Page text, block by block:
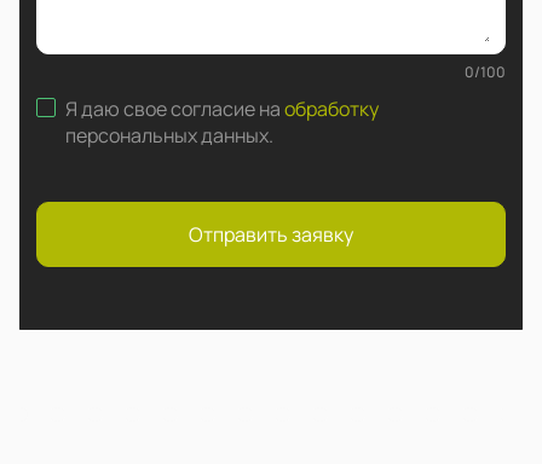
0/100
Я даю свое согласие наобработку
персональных данных.
Отправить заявку